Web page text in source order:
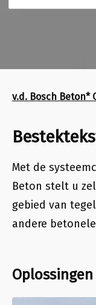
v.d. Bosch Beton*
Met de
Beton stelt u
gebied van
andere
Oplossingen